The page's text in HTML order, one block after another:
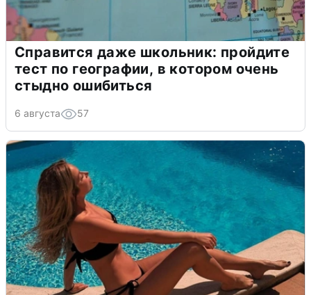
Справится даже школьник: пройдите
тест по географии, в котором очень
стыдно ошибиться
6 августа 57